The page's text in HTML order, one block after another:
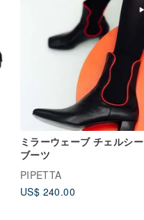
ミラーウェーブ チェルシー
ブーツ
PIPETTA
US$ 240.00